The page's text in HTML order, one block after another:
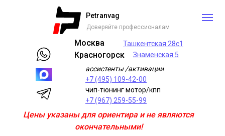
Ташкентская 28с1
Знаменская 5
ассистенты /активации
+7 (495) 109-42-00
чип-тюнинг мотор/кпп
+7 (967) 259-55-99
Москва
Красногорск
Petranvag
Доверяйте профессионалам
Цены указаны для ориентира и не являются
окончательными!